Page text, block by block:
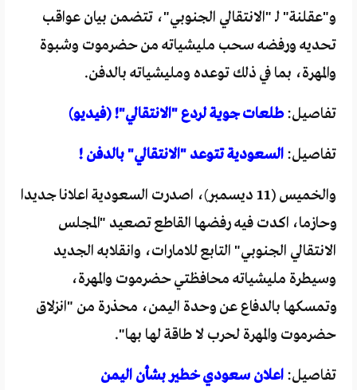
و"عقلنة" لـ "الانتقالي الجنوبي"، تتضمن بيان عواقب
تحديه ورفضه سحب مليشياته من حضرموت وشبوة
والمهرة، بما في ذلك توعده ومليشياته بالدفن.
تفاصيل:طلعات جوية لردع "الانتقالي"! (فيديو)
تفاصيل: السعودية تتوعد "الانتقالي" بالدفن !
والخميس (11 ديسمبر)، اصدرت السعودية اعلانا جديدا
وحازما، اكدت فيه رفضها القاطع تصعيد "المجلس
الانتقالي الجنوبي" التابع للامارات، وانقلابه الجديد
وسيطرة مليشياته محافظتي حضرموت والمهرة،
وتمسكها بالدفاع عن وحدة اليمن، محذرة من "انزلاق
حضرموت والمهرة لحرب لا طاقة لها بها".
تفاصيل: اعلان سعودي خطير بشأن اليمن